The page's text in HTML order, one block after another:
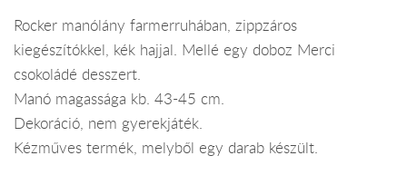
Rocker manólány farmerruhában, zippzáros
kiegészítókkel, kék hajjal. Mellé egy doboz Merci
csokoládé desszert.
Manó magassága kb. 43-45 cm.
Dekoráció, nem gyerekjáték.
Kézműves termék, melyből egy darab készült.